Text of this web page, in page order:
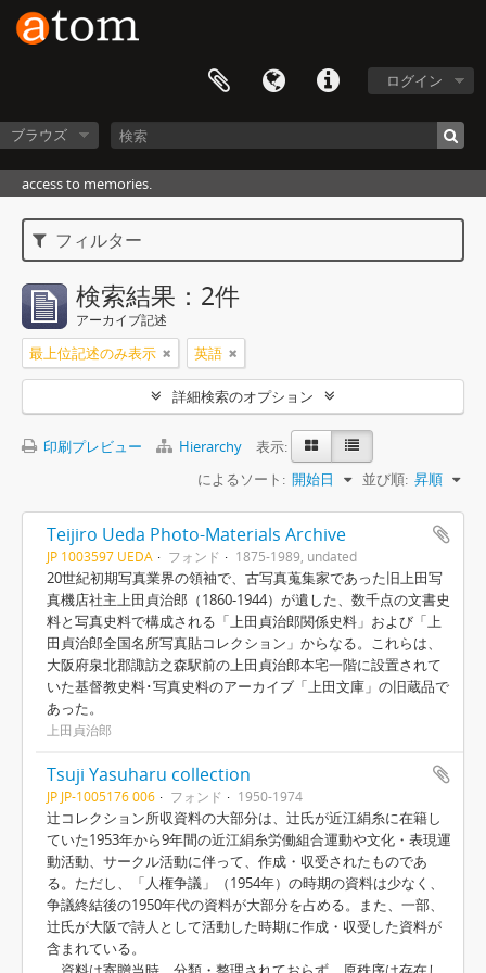
ログイン
ブラウズ
access to memories.
フィルター
検索結果：2件
アーカイブ記述
最上位記述のみ表示 英語
詳細検索のオプション
印刷プレビュー Hierarchy
表示:
によるソート: 開始日 並び順: 昇順
Teijiro Ueda Photo-Materials Archive
JP 1003597 UEDA フォンド 1875-1989, undated
20世紀初期写真業界の領袖で、古写真蒐集家であった旧上田写
真機店社主上田貞治郎（1860-1944）が遺した、数千点の文書史
料と写真史料で構成される「上田貞治郎関係史料」および「上
田貞治郎全国名所写真貼コレクション」からなる。これらは、
大阪府泉北郡諏訪之森駅前の上田貞治郎本宅一階に設置されて
いた基督教史料･写真史料のアーカイブ「上田文庫」の旧蔵品で
あった。
上田貞治郎
Tsuji Yasuharu collection
JP JP-1005176 006 フォンド 1950-1974
辻コレクション所収資料の大部分は、辻氏が近江絹糸に在籍し
ていた1953年から9年間の近江絹糸労働組合運動や文化・表現運
動活動、サークル活動に伴って、作成・収受されたものであ
る。ただし、「人権争議」（1954年）の時期の資料は少なく、
争議終結後の1950年代の資料が大部分を占める。また、一部、
辻氏が大阪で詩人として活動した時期に作成・収受した資料が
含まれている。